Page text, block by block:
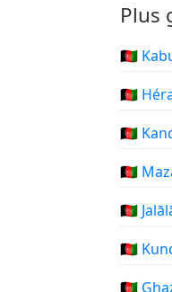
Plus
🇦🇫
🇦🇫
🇦🇫
🇦🇫
🇦🇫
🇦🇫
🇦🇫